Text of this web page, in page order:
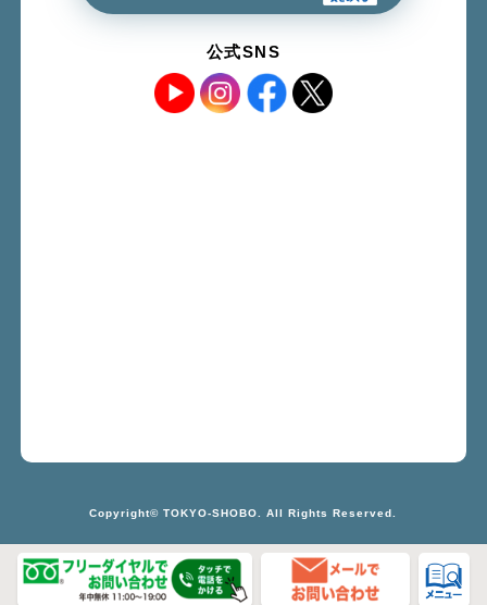
公式SNS
Copyright© TOKYO-SHOBO. All Rights Reserved.